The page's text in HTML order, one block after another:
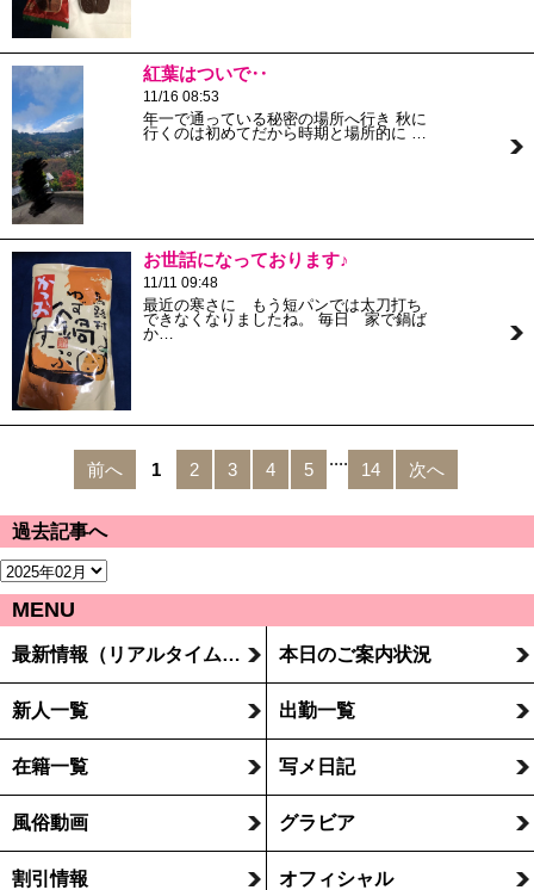
紅葉はついで‥
11/16 08:53
年一で通っている秘密の場所へ行き 秋に
行くのは初めてだから時期と場所的に …
お世話になっております♪
11/11 09:48
最近の寒さに もう短パンでは太刀打ち
できなくなりましたね。 毎日 家で鍋ば
か…
前へ 1 2 3 4 5
....
14 次へ
過去記事へ
MENU
最新情報（リアルタイム速報） 本日のご案内状況
新人一覧 出勤一覧
在籍一覧 写メ日記
風俗動画 グラビア
割引情報 オフィシャル